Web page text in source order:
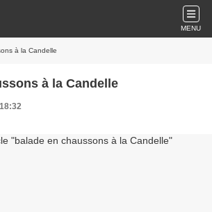
MENU
à la Candelle
à la Candelle